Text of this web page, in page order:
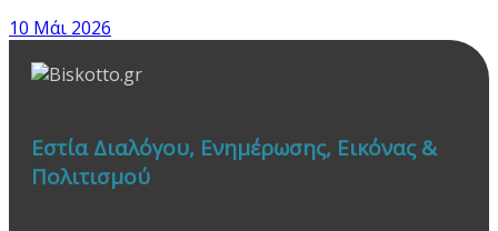
10 Μάι 2026
Εστία Διαλόγου, Ενημέρωσης, Εικόνας &
Πολιτισμού